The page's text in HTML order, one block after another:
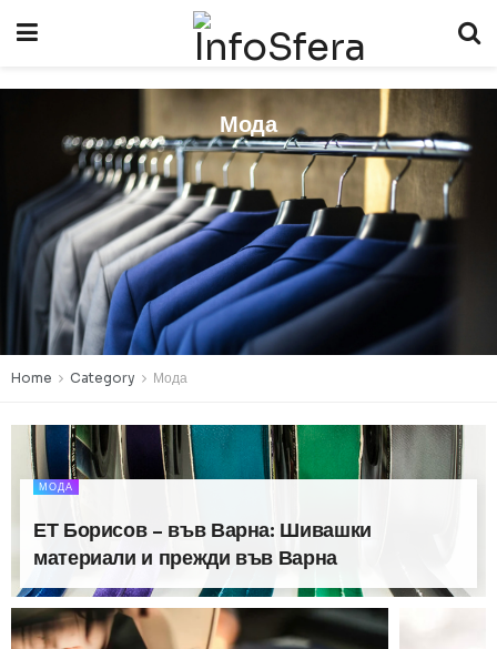
Мода
Home Category Мода
МОДА
ЕТ Борисов – във Варна: Шивашки
материали и прежди във Варна